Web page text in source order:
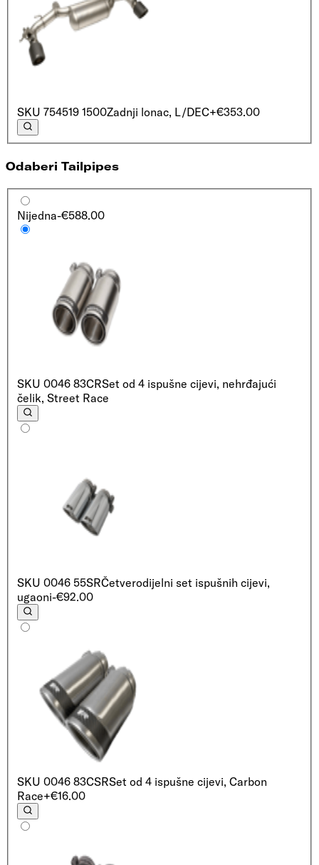
SKU 754519 1500Zadnji lonac, L/DEC+€353.00
Odaberi Tailpipes
Nijedna-€588.00
SKU 0046 83CRSet od 4 ispušne cijevi, nehrđajući
čelik, Street Race
SKU 0046 55SRČetverodijelni set ispušnih cijevi,
ugaoni-€92.00
SKU 0046 83CSRSet od 4 ispušne cijevi, Carbon
Race+€16.00